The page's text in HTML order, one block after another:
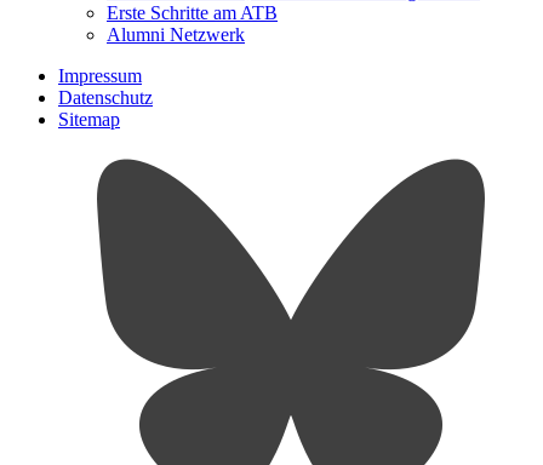
Erste Schritte am ATB
Alumni Netzwerk
Impressum
Datenschutz
Sitemap